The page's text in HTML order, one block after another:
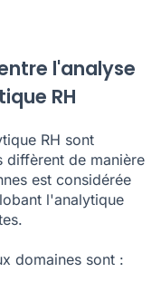
l'analyse
RH
RH sont
diffèrent de manière
est considérée
l'analytique
domaines sont :